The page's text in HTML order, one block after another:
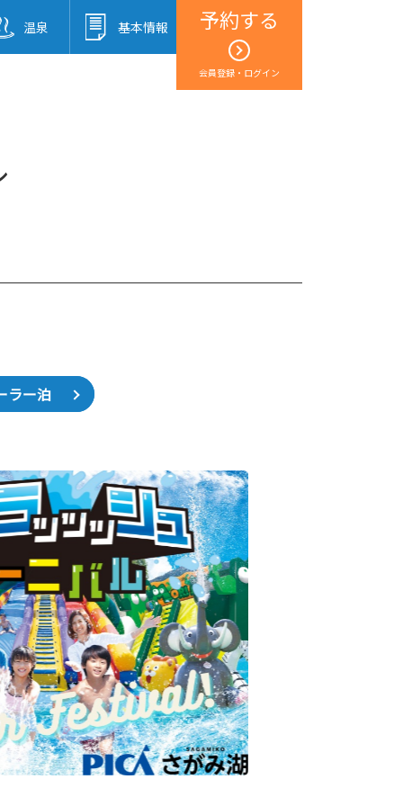
予約する
会員登録・ログイン
温泉 基本情報
ラー泊